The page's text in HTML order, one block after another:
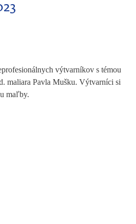
výtvarníkov s témou
maliara Pavla Mušku. Výtvarníci si
maľby.